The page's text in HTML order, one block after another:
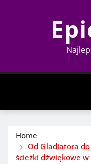
Home
Od Gladiatora
ścieżki dźwiękowe